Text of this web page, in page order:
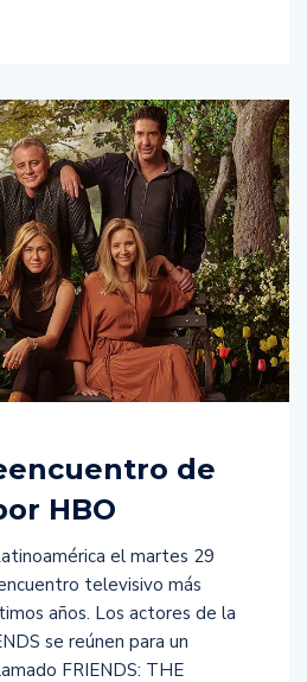
de
HBO
el martes 29
televisivo más
años. Los actores de la
se reúnen para un
FRIENDS: THE